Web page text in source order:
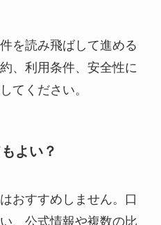
を読み飛ばして進める
、利用条件、安全性に
てください。
よい？
おすすめしません。口
、公式情報や複数の比